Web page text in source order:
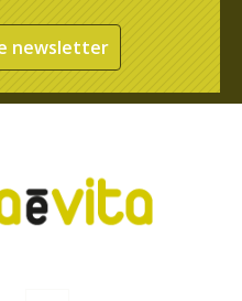
newsletter